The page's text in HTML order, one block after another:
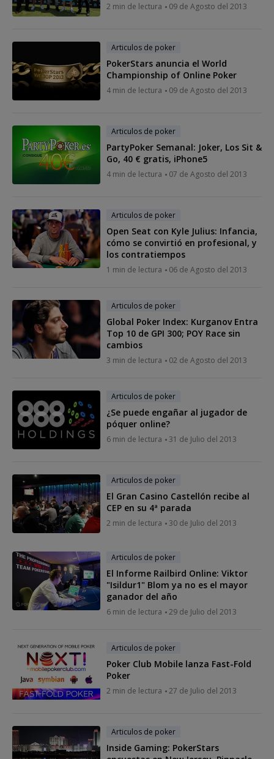
2 min de lectura 09 de Agosto del 2013
Articulos de poker
PokerStars anuncia el World
Championship of Online Poker
4 min de lectura 09 de Agosto del 2013
Articulos de poker
PartyPoker Semanal: Joker, Los Sit &
Go, 40 € gratis, iPhone5
4 min de lectura 07 de Agosto del 2013
Articulos de poker
Open Seat con Kyle Julius: Infancia,
cómo se convirtió en profesional, y
los contratiempos
1 min de lectura 06 de Agosto del 2013
Articulos de poker
Global Poker Index: Kurganov Entra
Top 10 de GPI 300; POY Race sin
cambios
3 min de lectura 02 de Agosto del 2013
Articulos de poker
¿Se puede engañar al jugador de
póquer online?
6 min de lectura 31 de Julio del 2013
Articulos de poker
El Gran Casino Castellón recibe al
CEP en su 4ª parada
2 min de lectura 30 de Julio del 2013
Articulos de poker
El Informe Railbird Online: Viktor
"Isildur1" Blom ya no es el mayor
ganador del año
6 min de lectura 29 de Julio del 2013
Articulos de poker
Poker Club Mobile lanza Fast-Fold
Poker
2 min de lectura 27 de Julio del 2013
Articulos de poker
Inside Gaming: PokerStars